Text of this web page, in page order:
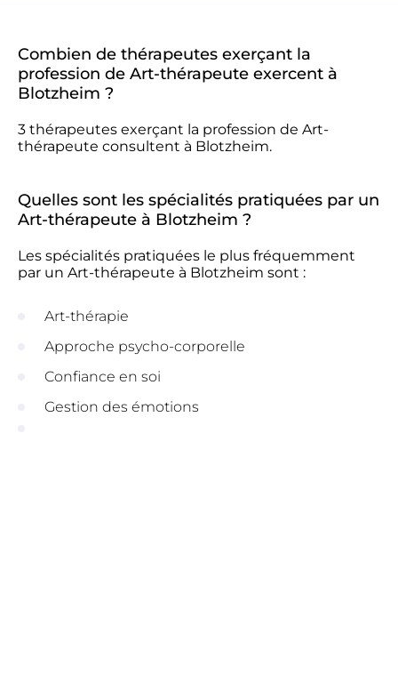
Combien de thérapeutes exerçant la
profession de Art-thérapeute exercent à
Blotzheim ?
3 thérapeutes exerçant la profession de Art-
thérapeute consultent à Blotzheim.
Quelles sont les spécialités pratiquées par un
Art-thérapeute à Blotzheim ?
Les spécialités pratiquées le plus fréquemment
par un Art-thérapeute à Blotzheim sont :
Art-thérapie
Approche psycho-corporelle
Confiance en soi
Gestion des émotions